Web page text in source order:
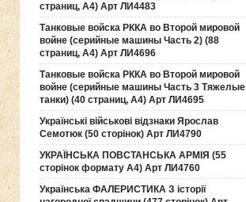
страниц, А4) Арт ЛИ4483
Танковые войска РККА во Второй мировой
войне (серийные машины Часть 2) (88
страниц, А4) Арт ЛИ4696
Танковые войска РККА во Второй мировой
войне (серийные машины Часть 3 Тяжелые
танки) (40 страниц, А4) Арт ЛИ4695
Українські військові відзнаки Ярослав
Семотюк (50 сторінок) Арт ЛИ4790
УКРАЇНСЬКА ПОВСТАНСЬКА АРМІЯ (55
сторінок формату А4) Арт ЛИ4760
Українська ФАЛЕРИСТИКА З історії